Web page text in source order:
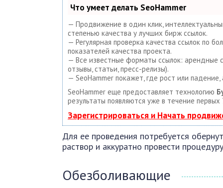
Что умеет делать SeoHammer
— Продвижение в один клик,
степенью качества у лучших бирж ссылок.
— Регулярная проверка качества ссылок по
показателей качества проекта.
— Все известные форматы ссылок: арендные
отзывы, статьи, пресс-релизы).
— SeoHammer покажет, где рост или
SeoHammer еще предоставляет технологию
результаты появляются уже в течение первых
Зарегистрироваться и Начать
Для ее проведения потребуется
раствор и аккуратно провести
Обезболивающие